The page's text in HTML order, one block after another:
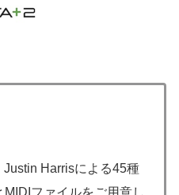
Harrisによる45種
ファイルをご用意し